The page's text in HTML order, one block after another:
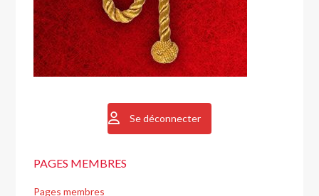
Se déconnecter
PAGES MEMBRES
Pages membres